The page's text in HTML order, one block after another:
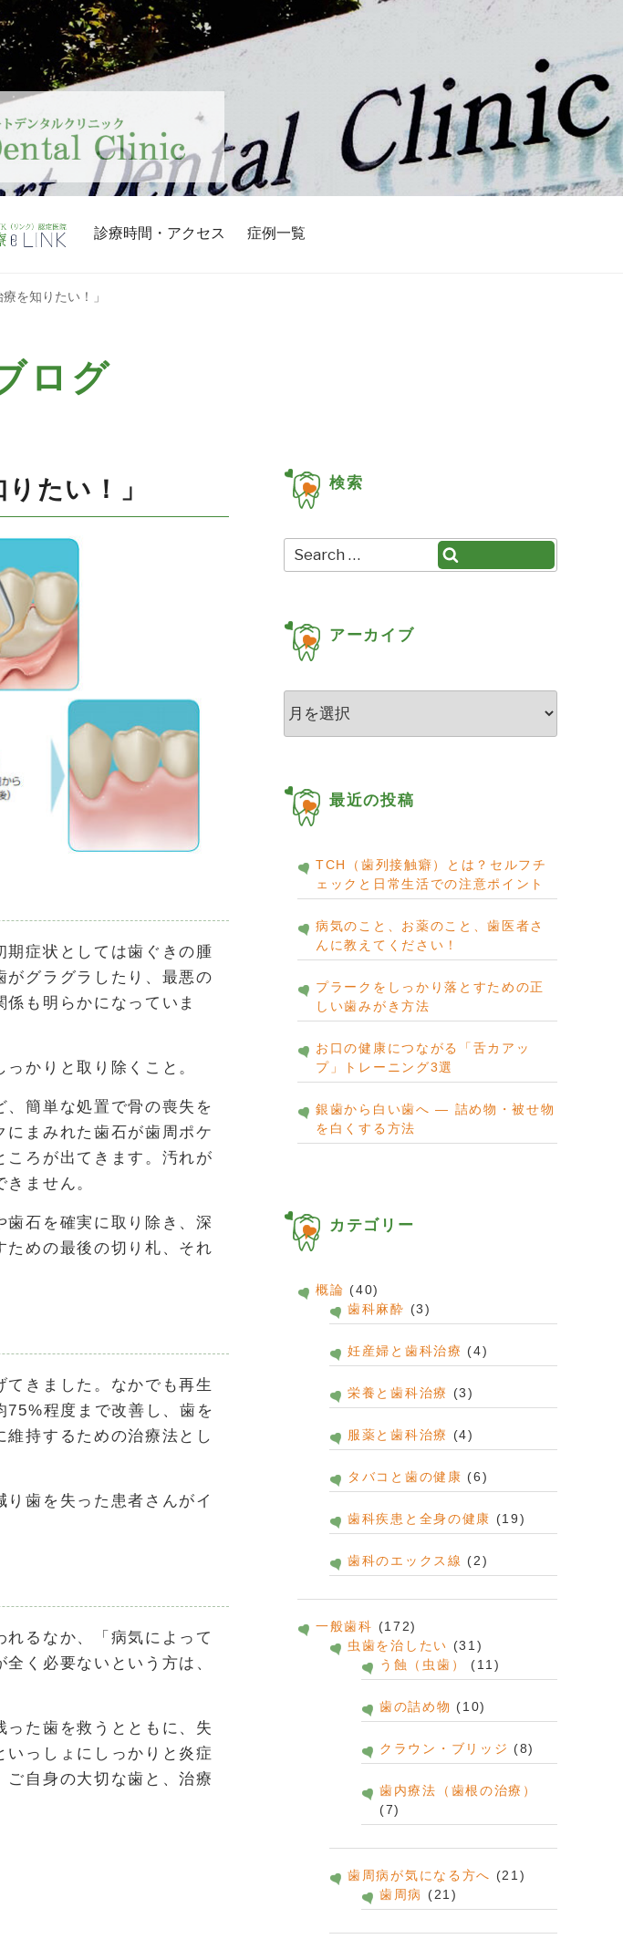
診療時間・アクセス 症例一覧
を知りたい！」
ログ
たい！」
症状としては歯ぐきの腫
グラグラしたり、最悪の
も明らかになっていま
かりと取り除くこと。
簡単な処置で骨の喪失を
まみれた歯石が歯周ポケ
ころが出てきます。汚れが
ません。
石を確実に取り除き、深
めの最後の切り札、それ
きました。なかでも再生
程度まで改善し、歯を
持するための治療法とし
歯を失った患者さんがイ
るなか、「病気によって
く必要ないという方は、
た歯を救うとともに、失
っしょにしっかりと炎症
自身の大切な歯と、治療
検索
Search
for:
アーカイブ
ー
カ
最近の投稿
TCH（歯列接触癖）とは？セルフチ
ェックと日常生活での注意ポイント
病気のこと、お薬のこと、歯医者さ
んに教えてください！
プラークをしっかり落とすための正
しい歯みがき方法
お口の健康につながる「舌カアッ
プ」トレーニング3選
銀歯から白い歯へ ― 詰め物・被せ物
を白くする方法
カテゴリー
概論 (40)
歯科麻酔 (3)
妊産婦と歯科治療 (4)
栄養と歯科治療 (3)
服薬と歯科治療 (4)
タバコと歯の健康 (6)
歯科疾患と全身の健康 (19)
歯科のエックス線 (2)
一般歯科 (172)
虫歯を治したい (31)
う蝕（虫歯）
(11)
歯の詰め物 (10)
クラウン・ブリッジ (8)
歯内療法（歯根の治療）
(7)
歯周病が気になる方へ (21)
歯周病
(21)